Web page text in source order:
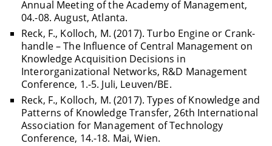
Annual Meeting of the Academy of Management,
04.-08. August, Atlanta.
Reck, F., Kolloch, M. (2017). Turbo Engine or Crank-
handle – The Influence of Central Management on
Knowledge Acquisition Decisions in
Interorganizational Networks, R&D Management
Conference, 1.-5. Juli, Leuven/BE.
Reck, F., Kolloch, M. (2017). Types of Knowledge and
Patterns of Knowledge Transfer, 26th International
Association for Management of Technology
Conference, 14.-18. Mai, Wien.